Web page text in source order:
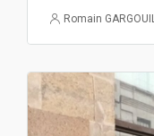
Romain GARGOUIL